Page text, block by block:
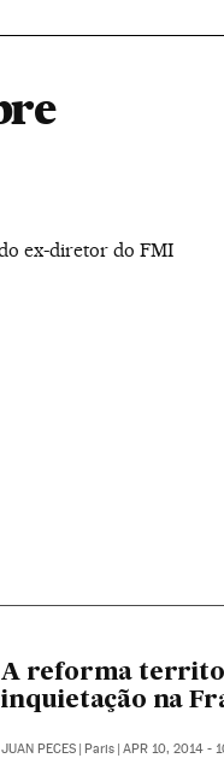
ex-diretor do FMI
A reforma
inquietação na
JUAN PECES | Paris | APR 10, 2014 -